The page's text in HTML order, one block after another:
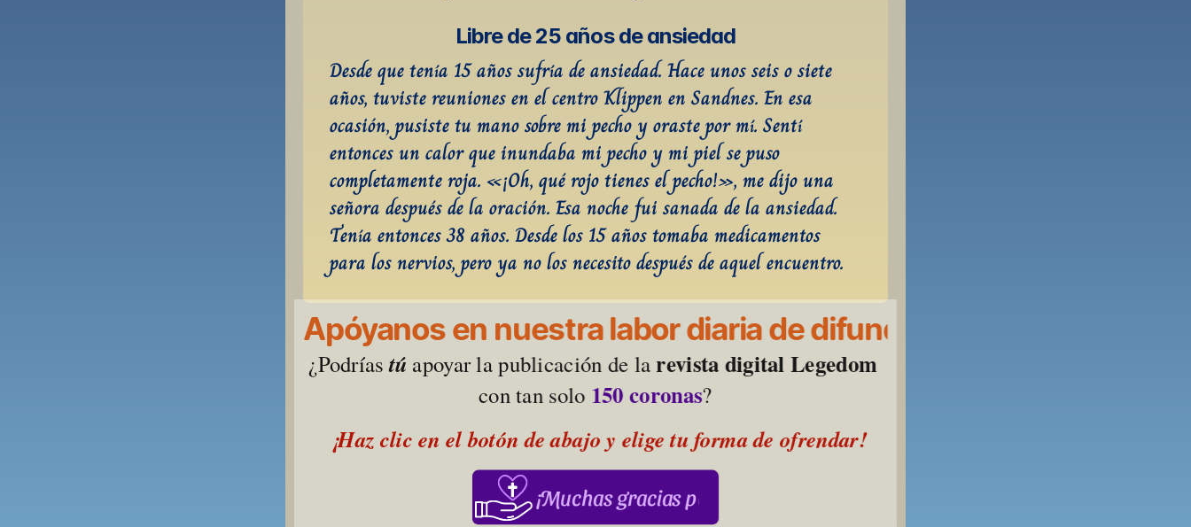
Libre de 25 años de ansiedad
Desde que tenía 15 años sufría de ansiedad. Hace unos seis o siete
años, tuviste reuniones en el centro Klippen en Sandnes. En esa
ocasión, pusiste tu mano sobre mi pecho y oraste por mí. Sentí
entonces un calor que inundaba mi pecho y mi piel se puso
completamente roja. «¡Oh, qué rojo tienes el pecho!», me dijo una
señora después de la oración. Esa noche fui sanada de la ansiedad.
Tenía entonces 38 años. Desde los 15 años tomaba medicamentos
para los nervios, pero ya no los necesito después de aquel encuentro.
Apóyanos en nuestra labor diaria de difundir
¿Podrías tú apoyar la publicación de la revista digital Legedom
con tan solo 150 coronas?
¡Haz clic en el botón de abajo y elige tu forma de ofrendar!
¡Muchas gracias por su apoyo!